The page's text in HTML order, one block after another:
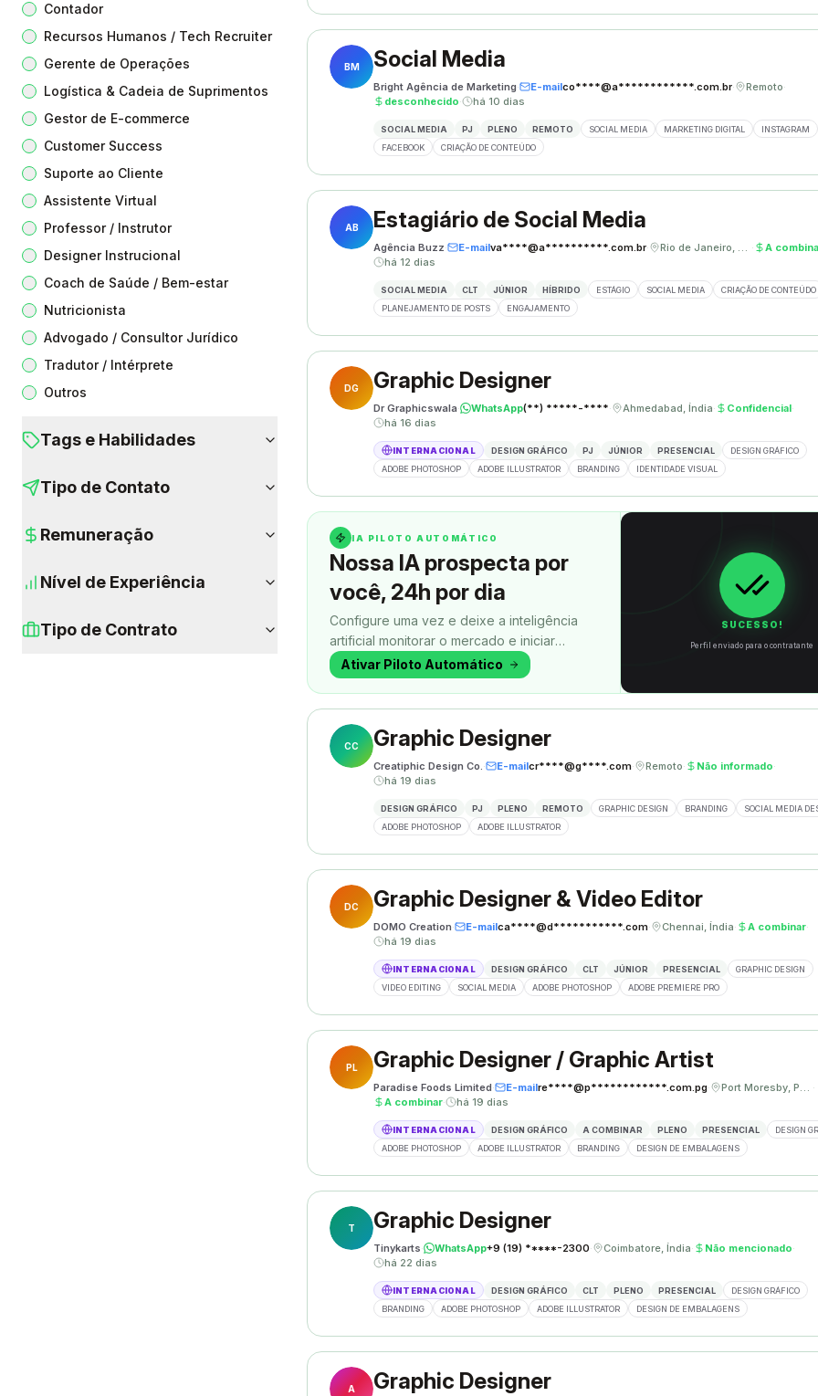
Contador
Recursos Humanos / Tech Recruiter
Gerente de Operações
Logística & Cadeia de Suprimentos
Gestor de E-commerce
Customer Success
Suporte ao Cliente
Assistente Virtual
Professor / Instrutor
Designer Instrucional
Coach de Saúde / Bem-estar
Nutricionista
Advogado / Consultor Jurídico
Tradutor / Intérprete
Outros
Tags e Habilidades
Tipo de Contato
Remuneração
Nível de Experiência
Tipo de Contrato
BM Social Media
Bright Agência de Marketing· E-mailco****@a************.com.br· Remoto·
desconhecido· há 10 dias
SOCIAL MEDIA PJ PLENO REMOTO SOCIAL MEDIA MARKETING DIGITAL
INSTAGRAM
FACEBOOK
CRIAÇÃO DE CONTEÚDO
AB Estagiário de Social Media
Agência Buzz· E-mailva****@a**********.com.br· Rio de Janeiro, Brasil ·
A
há 12 dias
SOCIAL MEDIA CLT JÚNIOR HÍBRIDO ESTÁGIO SOCIAL MEDIA
CRIAÇÃO DE CONTEÚDO
PLANEJAMENTO DE POSTS
ENGAJAMENTO
DG Graphic Designer
Dr Graphicswala· WhatsApp(**) *****-****· Ahmedabad, Índia· Confidencial·
há 16 dias
INTERNACIONAL DESIGN GRÁFICO PJ JÚNIOR PRESENCIAL
DESIGN GRÁFICO
ADOBE PHOTOSHOP
ADOBE ILLUSTRATOR BRANDING IDENTIDADE VISUAL
IA PILOTO AUTOMÁTICO
Nossa IA prospecta por
você, 24h por dia
Configure uma vez e deixe a inteligência
artificial monitorar o mercado e iniciar
contatos enquanto você faz outra coisa.
Ativar Piloto Automático
SUCESSO!
Perfil enviado para o contratante
CC Graphic Designer
Creatiphic Design Co.· E-mailcr****@g****.com· Remoto· Não informado·
há 19 dias
DESIGN GRÁFICO PJ PLENO REMOTO GRAPHIC DESIGN BRANDING
SOCIAL MEDIA
ADOBE PHOTOSHOP
ADOBE ILLUSTRATOR
DC Graphic Designer & Video Editor
DOMO Creation· E-mailca****@d***********.com· Chennai, Índia· A combinar·
há 19 dias
INTERNACIONAL DESIGN GRÁFICO CLT JÚNIOR PRESENCIAL
GRAPHIC DESIGN
VIDEO EDITING
SOCIAL MEDIA ADOBE PHOTOSHOP ADOBE PREMIERE PRO
PL Graphic Designer / Graphic Artist
Paradise Foods Limited· E-mailre****@p************.com.pg· Port Moresby, Papua Nova Guiné ·
A combinar· há 19 dias
INTERNACIONAL DESIGN GRÁFICO A COMBINAR PLENO PRESENCIAL
DESIGN
ADOBE PHOTOSHOP
ADOBE ILLUSTRATOR BRANDING DESIGN DE EMBALAGENS
T Graphic Designer
Tinykarts· WhatsApp+9 (19) *****-2300· Coimbatore, Índia· Não mencionado·
há 22 dias
INTERNACIONAL DESIGN GRÁFICO CLT PLENO PRESENCIAL
DESIGN GRÁFICO
BRANDING
ADOBE PHOTOSHOP ADOBE ILLUSTRATOR DESIGN DE EMBALAGENS
A Graphic Designer